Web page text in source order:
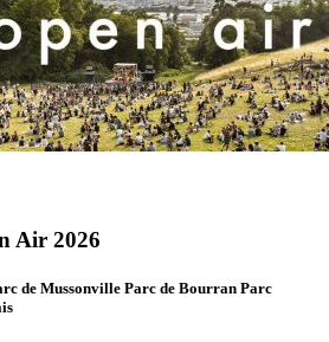
Air 2026
de Mussonville Parc de Bourran Parc